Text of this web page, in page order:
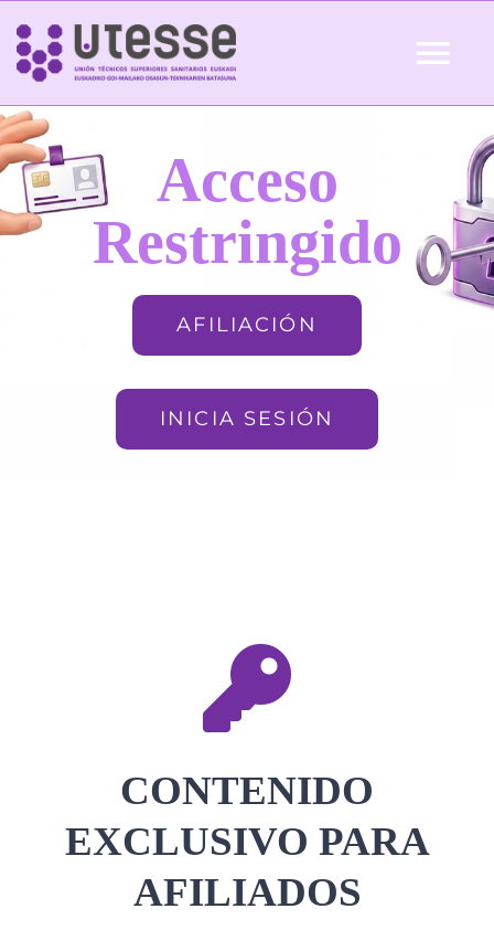
Skip
content
Inicio
QUIÉNES SOMOS Acceso
Restringido
AFILIACIÓN
INICIA SESIÓN
CONTENIDO
EXCLUSIVO PARA
AFILIADOS